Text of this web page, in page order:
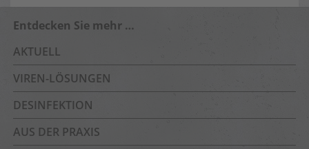
Entdecken Sie mehr …
AKTUELL
VIREN-LÖSUNGEN
DESINFEKTION
AUS DER PRAXIS